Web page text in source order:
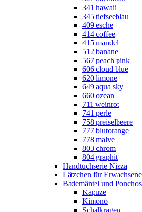
341 hawaii
345 tiefseeblau
409 esche
414 coffee
415 mandel
512 banane
567 peach pink
606 cloud blue
620 limone
649 aqua sky
660 ozean
711 weinrot
741 perle
758 preiselbeere
777 blutorange
778 malve
803 chrom
804 graphit
Handtuchserie Nizza
Lätzchen für Erwachsene
Bademäntel und Ponchos
Kapuze
Kimono
Schalkragen